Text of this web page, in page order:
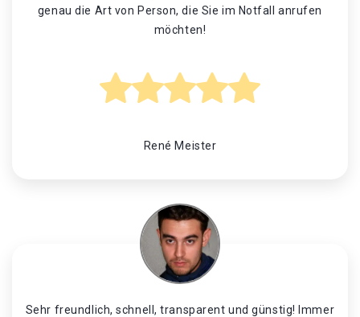
genau die Art von Person, die Sie im Notfall anrufen
möchten!
René Meister
Sehr freundlich, schnell, transparent und günstig! Immer